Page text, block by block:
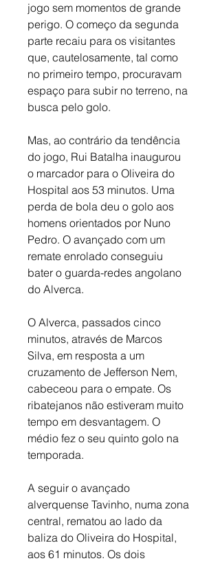
jogo sem momentos de grande
perigo. O começo da segunda
parte recaiu para os visitantes
que, cautelosamente, tal como
no primeiro tempo, procuravam
espaço para subir no terreno, na
busca pelo golo.
Mas, ao contrário da tendência
do jogo, Rui Batalha inaugurou
o marcador para o Oliveira do
Hospital aos 53 minutos. Uma
perda de bola deu o golo aos
homens orientados por Nuno
Pedro. O avançado com um
remate enrolado conseguiu
bater o guarda-redes angolano
do Alverca.
O Alverca, passados cinco
minutos, através de Marcos
Silva, em resposta a um
cruzamento de Jefferson Nem,
cabeceou para o empate. Os
ribatejanos não estiveram muito
tempo em desvantagem. O
médio fez o seu quinto golo na
temporada.
A seguir o avançado
alverquense Tavinho, numa zona
central, rematou ao lado da
baliza do Oliveira do Hospital,
aos 61 minutos. Os dois